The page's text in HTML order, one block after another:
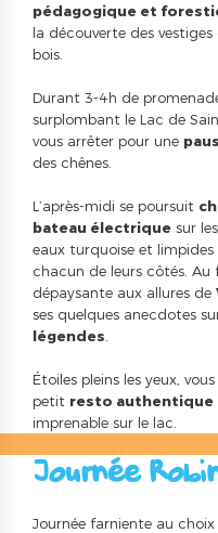
pédagogique et
la découverte des
bois.
Durant 3-4h de
surplombant le Lac de
vous arrêter pour une
des chênes.
L’après-midi se poursuit
bateau électrique sur les
eaux turquoise et
chacun de leurs côtés.
dépaysante aux allures de
ses quelques anecdotes
légendes
Étoiles pleins les yeux,
petit resto authentique
imprenable sur le lac.
Journée
Journée farniente au choix